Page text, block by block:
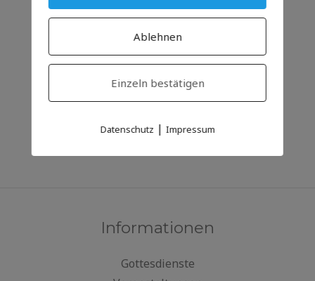
Informationen
Gottesdienste
Ablehnen
Einzeln bestätigen
Datenschutz | Impressum